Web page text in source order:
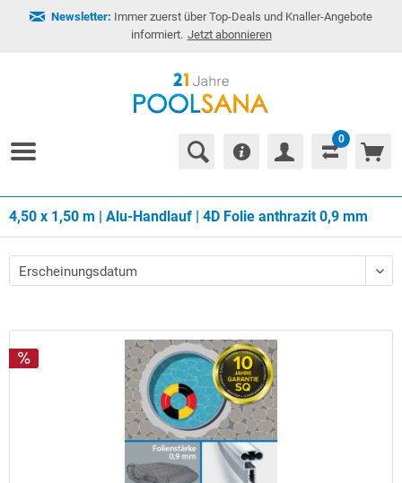
Newsletter: Immer zuerst über Top-Deals und Knaller-Angebote
informiert. Jetzt abonnieren
0
4,50 x 1,50 m | Alu-Handlauf | 4D Folie anthrazit 0,9 mm